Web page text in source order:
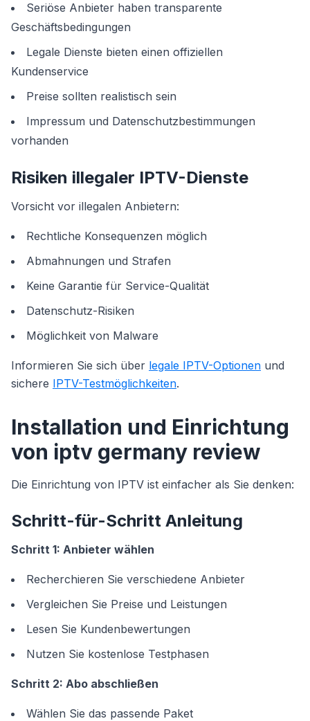
Seriöse Anbieter haben transparente
Geschäftsbedingungen
Legale Dienste bieten einen offiziellen
Kundenservice
Preise sollten realistisch sein
Impressum und Datenschutzbestimmungen
vorhanden
Risiken illegaler IPTV-Dienste
Vorsicht vor illegalen Anbietern:
Rechtliche Konsequenzen möglich
Abmahnungen und Strafen
Keine Garantie für Service-Qualität
Datenschutz-Risiken
Möglichkeit von Malware
Informieren Sie sich über legale IPTV-Optionen und
sichere IPTV-Testmöglichkeiten.
Installation und Einrichtung
von iptv germany review
Die Einrichtung von IPTV ist einfacher als Sie denken:
Schritt-für-Schritt Anleitung
Schritt 1: Anbieter wählen
Recherchieren Sie verschiedene Anbieter
Vergleichen Sie Preise und Leistungen
Lesen Sie Kundenbewertungen
Nutzen Sie kostenlose Testphasen
Schritt 2: Abo abschließen
Wählen Sie das passende Paket